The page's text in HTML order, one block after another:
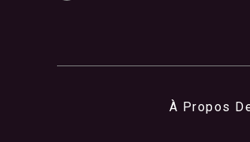
À Propos